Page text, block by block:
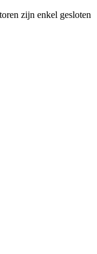
zijn enkel gesloten